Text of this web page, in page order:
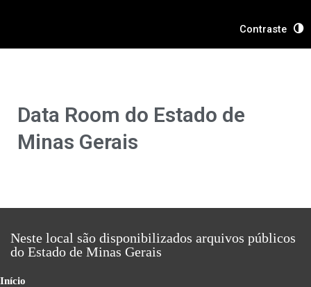
Contraste
Data Room do Estado de
Minas Gerais
Neste local são disponibilizados arquivos públicos
do Estado de Minas Gerais
Início